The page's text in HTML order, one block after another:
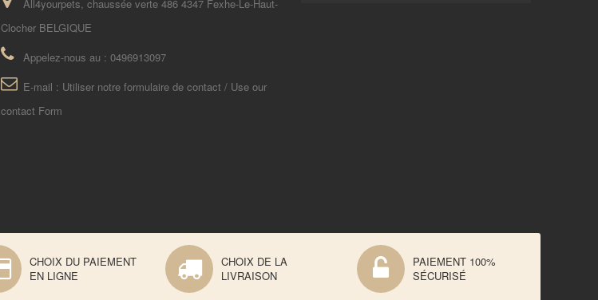
All4yourpets, chaussée verte 486 4347 Fexhe-Le-Haut-
Clocher BELGIQUE
Appelez-nous au : 0496913097
E-mail : Utiliser notre formulaire de contact / Use our
contact Form
CHOIX DU PAIEMENT
EN LIGNE
CHOIX DE LA
LIVRAISON
PAIEMENT 100%
SÉCURISÉ